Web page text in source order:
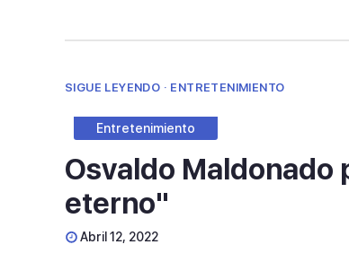
SIGUE LEYENDO · ENTRETENIMIENTO
Entretenimiento
Osvaldo Maldonado
eterno"
Abril 12, 2022